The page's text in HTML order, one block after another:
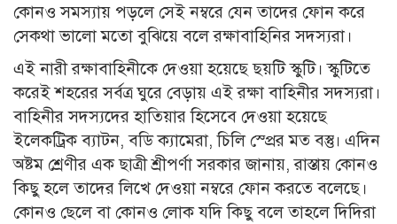
কোনও সমস্যায় পড়লে সেই নম্বরে যেন তাদের ফোন করে
সেকথা ভালো মতো বুঝিয়ে বলে রক্ষাবাহিনির সদস্যরা।
এই নারী রক্ষাবাহিনীকে দেওয়া হয়েছে ছয়টি স্কুটি। স্কুটিতে
করেই শহরের সর্বত্র ঘুরে বেড়ায় এই রক্ষা বাহিনীর সদস্যরা।
বাহিনীর সদস্যদের হাতিয়ার হিসেবে দেওয়া হয়েছে
ইলেকট্রিক ব্যাটন, বডি ক্যামেরা, চিলি স্প্রের মত বস্তু। এদিন
অষ্টম শ্রেণীর এক ছাত্রী শ্রীপর্ণা সরকার জানায়, রাস্তায় কোনও
কিছু হলে তাদের লিখে দেওয়া নম্বরে ফোন করতে বলেছে।
কোনও ছেলে বা কোনও লোক যদি কিছু বলে তাহলে দিদিরা